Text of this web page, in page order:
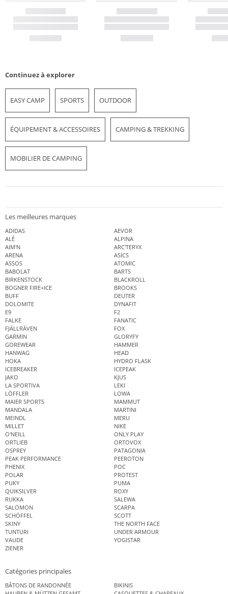
Continuez à explorer
EASY CAMP SPORTS OUTDOOR
ÉQUIPEMENT & ACCESSOIRES CAMPING & TREKKING
MOBILIER DE CAMPING
Les meilleures marques
ADIDAS
AEVOR
ALÉ
ALPINA
AIM'N
ARC'TERYX
ARENA
ASICS
ASSOS
ATOMIC
BABOLAT
BARTS
BIRKENSTOCK
BLACKROLL
BOGNER FIRE+ICE
BROOKS
BUFF
DEUTER
DOLOMITE
DYNAFIT
E9
F2
FALKE
FANATIC
FJÄLLRÄVEN
FOX
GARMIN
GLORYFY
GOREWEAR
HAMMER
HANWAG
HEAD
HOKA
HYDRO FLASK
ICEBREAKER
ICEPEAK
JAKO
KJUS
LA SPORTIVA
LEKI
LÖFFLER
LOWA
MAIER SPORTS
MAMMUT
MANDALA
MARTINI
MEINDL
MERU
MILLET
NIKE
O'NEILL
ONLY PLAY
ORTLIEB
ORTOVOX
OSPREY
PATAGONIA
PEAK PERFORMANCE
PEEROTON
PHENIX
POC
POLAR
PROTEST
PUKY
PUMA
QUIKSILVER
ROXY
RUKKA
SALEWA
SALOMON
SCARPA
SCHÖFFEL
SCOTT
SKINY
THE NORTH FACE
TUNTURI
UNDER ARMOUR
VAUDE
YOGISTAR
ZIENER
Catégories principales
BÂTONS DE RANDONNÉE
BIKINIS